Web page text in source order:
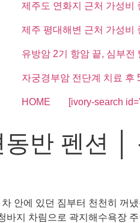
제주도 연화지 근처 가성비
제주 평대해변 근처 가성비
유방암 2기 항암 끝, 심부전
자궁경부암 전단계 치료 후
HOME [ivory-search
반 펜션
안에 있던 짐부터 천천히 꺼
바지 차림으로 곽지해수욕장